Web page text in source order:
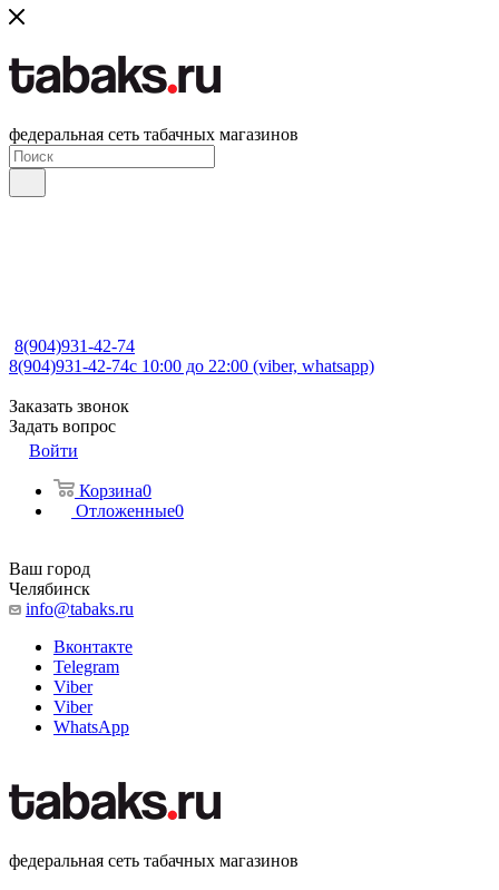
федеральная сеть табачных магазинов
8(904)931-42-74
8(904)931-42-74с 10:00 до 22:00 (viber, whatsapp)
Заказать звонок
Задать вопрос
Войти
Корзина0
Отложенные0
Ваш город
Челябинск
info@tabaks.ru
Вконтакте
Telegram
Viber
Viber
WhatsApp
федеральная сеть табачных магазинов